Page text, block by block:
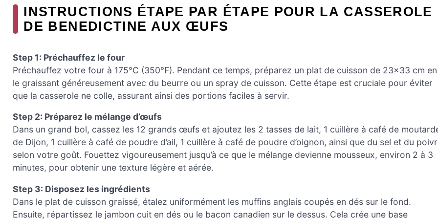
INSTRUCTIONS ÉTAPE PAR ÉTAPE POUR LA CASSEROLE
DE BENEDICTINE AUX ŒUFS
Step 1: Préchauffez le four
Préchauffez votre four à 175°C (350°F). Pendant ce temps, préparez un plat de cuisson de 23×33 cm en
le graissant généreusement avec du beurre ou un spray de cuisson. Cette étape est cruciale pour éviter
que la casserole ne colle, assurant ainsi des portions faciles à servir.
Step 2: Préparez le mélange d’œufs
Dans un grand bol, cassez les 12 grands œufs et ajoutez les 2 tasses de lait, 1 cuillère à café de
de Dijon, 1 cuillère à café de poudre d’ail, 1 cuillère à café de poudre d’oignon, ainsi que du sel et du
selon votre goût. Fouettez vigoureusement jusqu’à ce que le mélange devienne mousseux, environ 2 à 3
minutes, pour obtenir une texture légère et aérée.
Step 3: Disposez les ingrédients
Dans le plat de cuisson graissé, étalez uniformément les muffins anglais coupés en dés sur le fond.
Ensuite, répartissez le jambon cuit en dés ou le bacon canadien sur le dessus. Cela crée une base